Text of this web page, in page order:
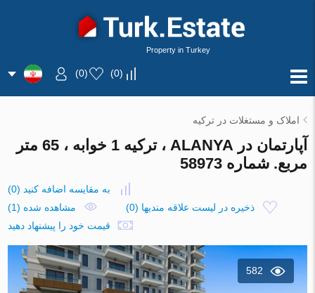
Property in Turkey
(
0
)
(
0
)
املاک و مستغلات در ترکیه
آپارتمان در ALANYA ، ترکیه 1 خوابه ، 65 متر
مربع. شماره 58973
به مقایسه اضافه کنید (
0
)
ذخیره در لیست علاقه مندیها (
0
)
مشاهده شده (1)
قیمت خود را پیشنهاد دهید
582